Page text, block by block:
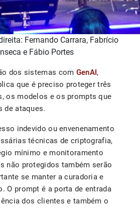
Fernando Carrara, Fabrício
e Fábio Portes
dos sistemas com GenAI ,
que é preciso proteger três
os modelos e os prompts que
de ataques.
indevido ou envenenamento
técnicas de criptografia,
mínimo e monitoramento
não protegidos também serão
se manter a curadoria e
O prompt é a porta de entrada
dos clientes e também o